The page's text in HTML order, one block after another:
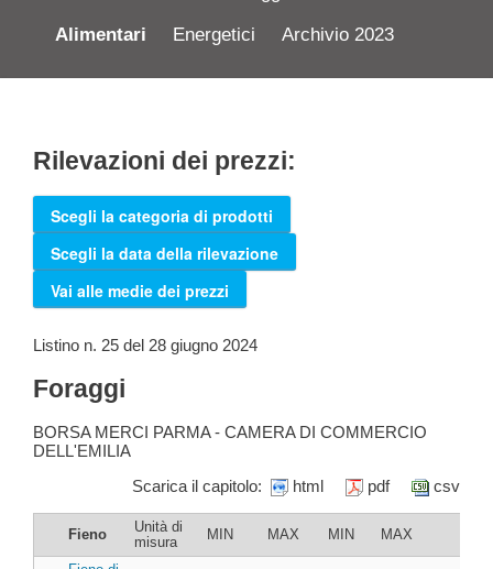
Alimentari Energetici Archivio 2023
Rilevazioni dei prezzi:
Scegli la categoria di prodotti
Scegli la data della rilevazione
Vai alle medie dei prezzi
Listino n. 25 del 28 giugno 2024
Foraggi
BORSA MERCI PARMA - CAMERA DI COMMERCIO
DELL'EMILIA
Scarica il capitolo:
html pdf csv
Fieno
Unità di
misura
MIN MAX MIN MAX